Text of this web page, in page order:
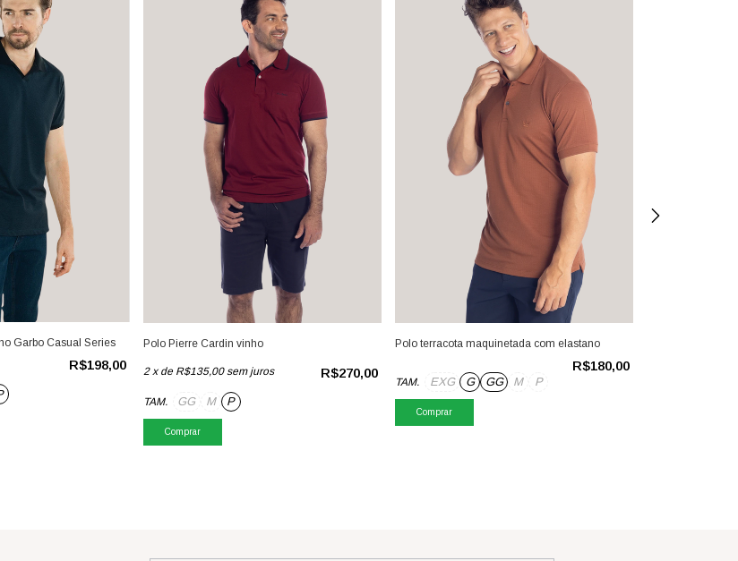
Garbo Casual Series
R$198,00
Polo Pierre Cardin vinho
R$270,00
2 x de R$135,00 sem juros
TAM. GG M P
Comprar
Polo terracota maquinetada com elastano
R$180,00
TAM. EXG G GG M P
Comprar